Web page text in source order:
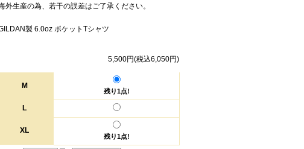
外生産の為、若干の誤差はご了承ください。
製 6.0oz ポケットTシャツ
5,500円(税込6,050円)
M
残り1点!
L
XL
残り1点!